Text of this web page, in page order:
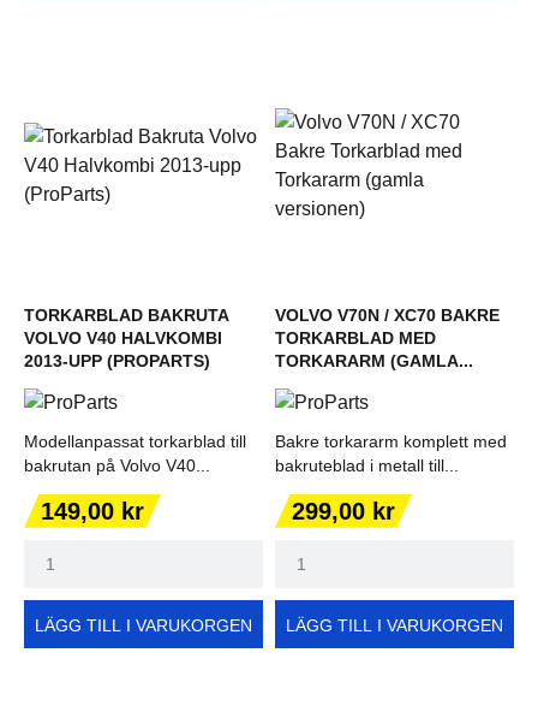
TORKARBLAD BAKRUTA
VOLVO V40 HALVKOMBI
2013-UPP (PROPARTS)
Modellanpassat torkarblad till
bakrutan på Volvo V40...
Pris
149,00 kr
LÄGG TILL I VARUKORGEN
VOLVO V70N / XC70 BAKRE
TORKARBLAD MED
TORKARARM (GAMLA...
Bakre torkararm komplett med
bakruteblad i metall till...
Pris
299,00 kr
LÄGG TILL I VARUKORGEN